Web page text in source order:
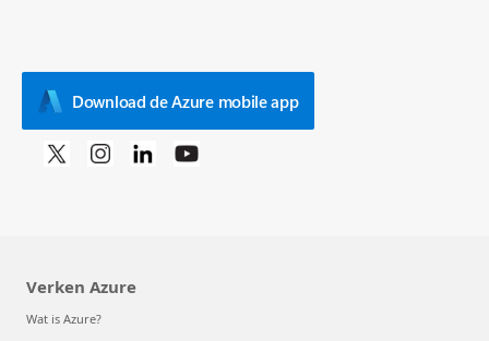
Download de Azure mobile app
Verken Azure
Wat is Azure?